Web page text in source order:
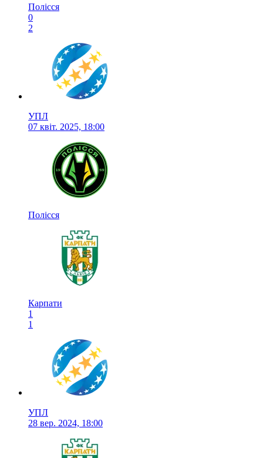
Полісся
0
2
УПЛ
07 квіт. 2025, 18:00
Полісся
Карпати
1
1
УПЛ
28 вер. 2024, 18:00